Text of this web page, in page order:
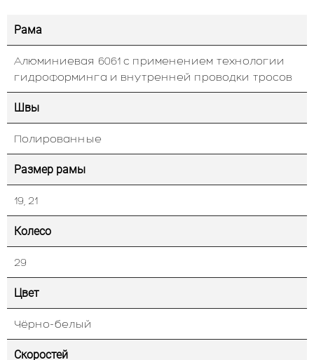
Рама
Алюминиевая 6061 с применением технологии
гидроформинга и внутренней проводки тросов
Швы
Полированные
Размер рамы
19, 21
Колесо
29
Цвет
Чёрно-белый
Скоростей